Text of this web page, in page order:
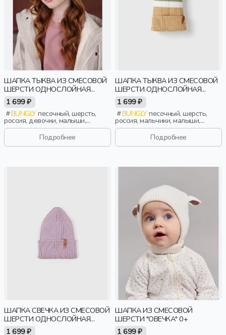
ШАПКА ТЫКВА ИЗ СМЕСОВОЙ
ШЕРСТИ ОДНОСЛОЙНАЯ
"ПЕСОК"
1 699 ₽
BUNGLYпесочный, шерсть,
россия, девочки, малыши,
дошкольники, дети
Подробнее
ШАПКА ТЫКВА ИЗ СМЕСОВОЙ
ШЕРСТИ ОДНОСЛОЙНАЯ
КОЛОР БЛОК "ПЕСОК"
1 699 ₽
BUNGLYпесочный, шерсть,
россия, мальчики, малыши,
дошкольники, дети
Подробнее
ШАПКА СВЕЧКА ИЗ СМЕСОВОЙ
ШЕРСТИ ОДНОСЛОЙНАЯ
"ВЕРЕСК"
1 699 ₽
ШАПКА ИЗ СМЕСОВОЙ
ШЕРСТИ "ОВЕЧКА" 0+
1 699 ₽